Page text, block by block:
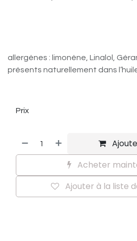
allergènes : limonène, Linalol,
présents naturellement dans
Acheter
Ajouter à la liste
Prix